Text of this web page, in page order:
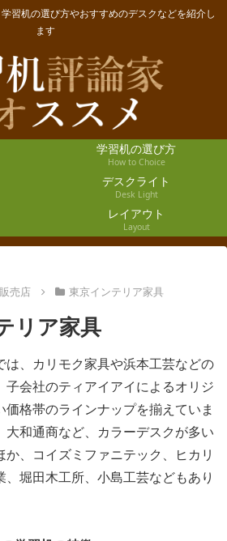
習机の選び方やおすすめのデスクなどを紹介し
ます
学習机の選び方
How to Choice
デスクライト
Desk Light
レイアウト
Layout
売店 東京インテリア家具
リア家具
は、カリモク家具や浜本工芸などの
子会社のティアイアイによるオリジ
価格帯のラインナップを揃えていま
大和通商など、カラーデスクが多い
か、コイズミファニテック、ヒカリ
、堀田木工所、小島工芸などもあり